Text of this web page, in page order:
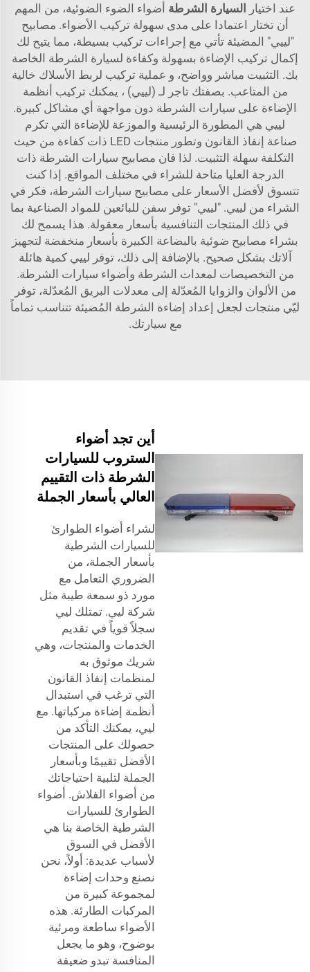
عند اختيار السيارة الشرطة أضواء الضوء الضوئية، من المهم
أن تختار اعتمادا على مدى سهولة تركيب الأضواء. مصابيح
"لييي" المضيئة تأتي مع إجراءات تركيب بسيطة، مما يتيح لك
إكمال تركيب الإضاءة بسهولة وكفاءة لسيارة الشرطة الخاصة
بك. التثبيت مباشر وواضح، و عملية تركيب لربط الأسلاك خالية
من المتاعب. بصفتك تاجر لـ (لييي) ، يمكنك تركيب أنظمة
الإضاءة على سيارات الشرطة دون مواجهة أي مشاكل كبيرة.
لييي هي المطورة الرئيسية والموزعة للإضاءة التي تكرم
صناعة إنفاذ القانون وتطور منتجات LED ذات كفاءة من حيث
التكلفة سهلة التثبيت. لذا فان مصابيح سيارات الشرطة ذات
الدرجة العليا متاحة للشراء في مختلف المواقع. إذا كنت
تتسوق لأفضل الأسعار على مصابيح سيارات الشرطة، فكر في
الشراء من لييي. "لييي" توفر سفن للبائعين للمواد الصناعية بما
في ذلك المنتجات التنافسية بأسعار معقولة. هذا يسمح لك
بشراء مصابيح ضوئية بالبضاعة الكبيرة بأسعار منخفضة لتجهيز
آلاتك بشكل صحيح. بالإضافة إلى ذلك، توفر لييي كمية هائلة
من التخصيصات لمعدات الشرطة وأضواء سيارات الشرطة.
من الألوان والزوايا المُعدّلة إلى معدلات البريق المُعدّلة، توفر
ليّي منتجات لجعل إعداد إضاءة الشرطة المُضيئة تتناسب تماماً
مع سيارتك.
أين تجد أضواء
الستروب للسيارات
الشرطة ذات التقييم
العالي بأسعار الجملة
لشراء أضواء الطوارئ
للسيارات الشرطية
بأسعار الجملة، من
الضروري التعامل مع
مورد ذو سمعة طيبة مثل
شركة ليي. تمتلك ليي
سجلاً قوياً في تقديم
الخدمات والمنتجات، وهي
شريك موثوق به
لمنظمات إنفاذ القانون
التي ترغب في استبدال
أنظمة إضاءة مركباتها. مع
ليي، يمكنك التأكد من
حصولك على المنتجات
الأفضل تقييمًا وبأسعار
الجملة لتلبية احتياجاتك
من أضواء الفلاش. أضواء
الطوارئ للسيارات
الشرطية الخاصة بنا هي
الأفضل في السوق
لأسباب عديدة: أولاً، نحن
نصنع وحدات إضاءة
لمجموعة كبيرة من
المركبات الطارئة. هذه
الأضواء ساطعة ومرئية
بوضوح، وهو ما يجعل
المنافسة تبدو ضعيفة